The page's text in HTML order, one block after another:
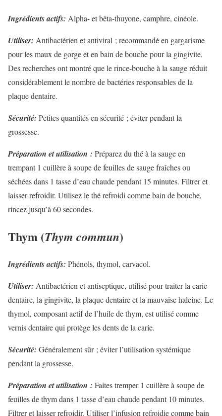
Ingrédients actifs: Alpha- et bêta-thuyone, camphre, cinéole.
Utiliser: Antibactérien et antiviral ; recommandé en gargarisme
pour les maux de gorge et en bain de bouche pour la gingivite.
Des recherches ont montré que le rince-bouche à la sauge réduit
considérablement le nombre de bactéries responsables de la
plaque dentaire.
Sécurité: Petites quantités en sécurité ; éviter pendant la
grossesse.
Préparation et utilisation : Préparez du thé à la sauge en
trempant 1 cuillère à soupe de feuilles de sauge fraîches ou
séchées dans 1 tasse d’eau chaude pendant 15 minutes. Filtrer et
laisser refroidir. Utilisez le thé refroidi comme bain de bouche,
rincez jusqu’à 60 secondes.
Thym (Thym commun)
Ingrédients actifs: Phénols, thymol, carvacol.
Utiliser: Antibactérien et antiseptique, utilisé pour traiter la carie
dentaire, la gingivite, la plaque dentaire et la mauvaise haleine. Le
thymol, composant actif de l’huile de thym, est utilisé comme
vernis dentaire qui protège les dents de la carie.
Sécurité: Généralement sûr ; éviter l’utilisation systémique
pendant la grossesse.
Préparation et utilisation : Faites tremper 1 cuillère à soupe de
feuilles de thym dans 1 tasse d’eau chaude pendant 10 minutes.
Filtrer et laisser refroidir. Utiliser l’infusion refroidie comme bain